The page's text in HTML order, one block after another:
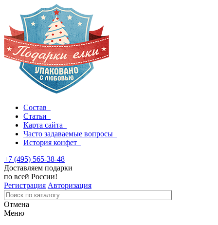
Состав
Статьи
Карта сайта
Часто задаваемые вопросы
История конфет
+7 (495) 565-38-48
Доставляем подарки
по всей России!
Регистрация Авторизация
Отмена
Меню